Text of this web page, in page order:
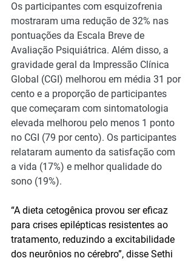
Os participantes com esquizofrenia
mostraram uma redução de 32% nas
pontuações da Escala Breve de
Avaliação Psiquiátrica. Além disso, a
gravidade geral da Impressão Clínica
Global (CGI) melhorou em média 31 por
cento e a proporção de participantes
que começaram com sintomatologia
elevada melhorou pelo menos 1 ponto
no CGI (79 por cento). Os participantes
relataram aumento da satisfação com
a vida (17%) e melhor qualidade do
sono (19%).
“A dieta cetogênica provou ser eficaz
para crises epilépticas resistentes ao
tratamento, reduzindo a excitabilidade
dos neurônios no cérebro”, disse Sethi